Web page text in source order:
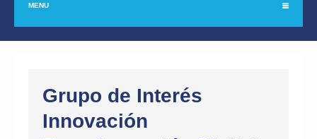
MENU
Grupo de Interés
Innovación